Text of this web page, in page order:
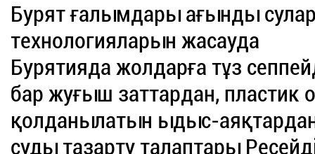
Бурят ғалымдары ағынды
технологияларын жасауда
Бурятияда жолдарға тұз
бар жуғыш заттардан, пластик
қолданылатын ыдыс-
суды тазарту талаптары